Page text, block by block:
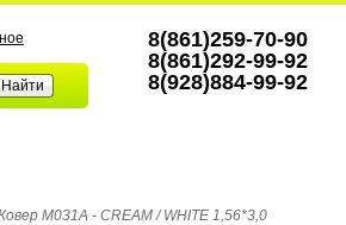
8(861)259-70-90
8(861)292-99-92
8(928)884-99-92
M031A - CREAM / WHITE 1,56*3,0